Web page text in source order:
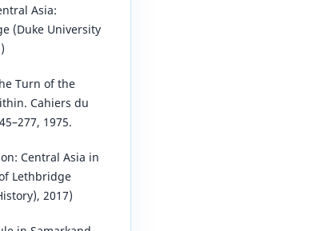
Asia:
(Duke University
Turn of the
Cahiers du
1975.
Central Asia in
Lethbridge
2017)